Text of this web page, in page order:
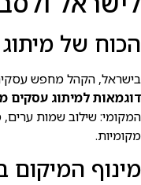
הכוח של
בישראל, הקהל מחפש
דוגמאות למיתוג עסקים
המקומי: שילוב שמות ערים,
מקומיות.
מינוף המיקום